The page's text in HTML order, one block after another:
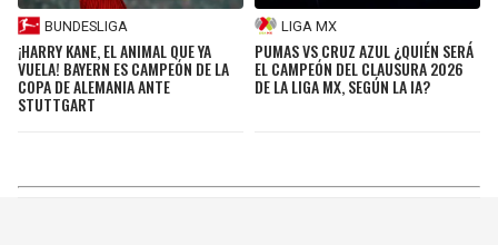
BUNDESLIGA
¡HARRY KANE, EL ANIMAL QUE YA
VUELA! BAYERN ES CAMPEÓN DE LA
COPA DE ALEMANIA ANTE
STUTTGART
LIGA MX
PUMAS VS CRUZ AZUL ¿QUIÉN SERÁ
EL CAMPEÓN DEL CLAUSURA 2026
DE LA LIGA MX, SEGÚN LA IA?